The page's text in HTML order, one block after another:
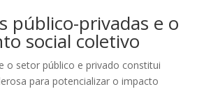
público-privadas e o
social coletivo
o setor público e privado constitui
para potencializar o impacto